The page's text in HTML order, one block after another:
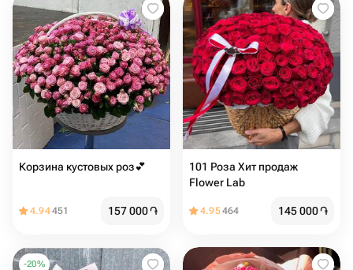
Корзина кустовых роз💕
4.94451 157 000֏
101 Роза Хит продаж
Flower Lab
4.95464 145 000֏
-20%